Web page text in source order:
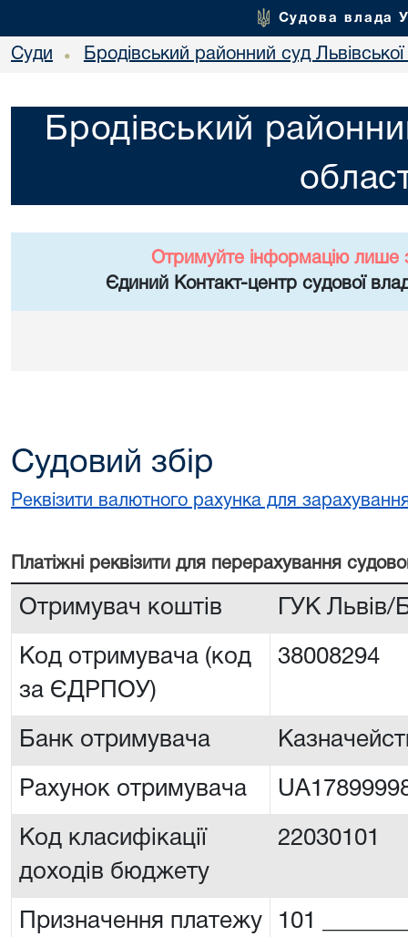
Судова влада
Суди • Бродівський районний суд Львівської
Бродівський
Отримуйте інформацію лише
Єдиний Контакт-центр судової
Судовий збір
Реквізити валютного рахунка для
Платiжнi реквiзити для перерахування
Отримувач коштів ГУК Львiв/
Код отримувача (код
за ЄДРПОУ)
38008294
Банк отримувача
Рахунок отримувача
Код класифікації
доходів бюджету
22030101
Призначення платежу 101